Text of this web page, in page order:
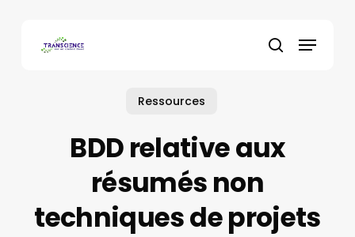
recherche
Menu
Ressources
BDD relative aux
résumés non
techniques de projets